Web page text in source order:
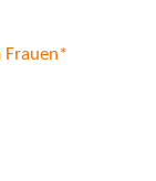
Frauen*